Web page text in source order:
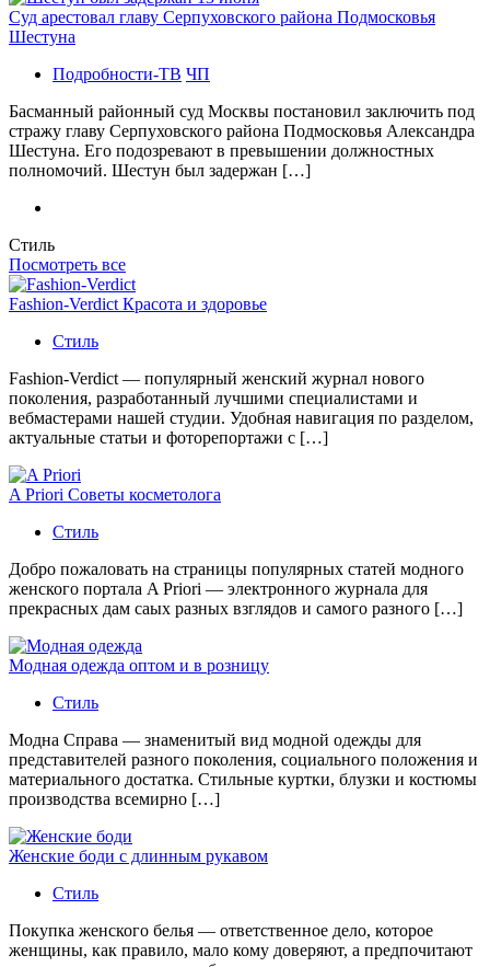
Суд арестовал главу Серпуховского района Подмосковья
Шестуна
Подробности-ТВ ЧП
Басманный районный суд Москвы постановил заключить под
стражу главу Серпуховского района Подмосковья Александра
Шестуна. Его подозревают в превышении должностных
полномочий. Шестун был задержан […]
Стиль
Посмотреть все
Fashion-Verdict Красота и здоровье
Стиль
Fashion-Verdict — популярный женский журнал нового
поколения, разработанный лучшими специалистами и
вебмастерами нашей студии. Удобная навигация по разделом,
актуальные статьи и фоторепортажи с […]
A Priori Советы косметолога
Стиль
Добро пожаловать на страницы популярных статей модного
женского портала A Priori — электронного журнала для
прекрасных дам саых разных взглядов и самого разного […]
Модная одежда оптом и в розницу
Стиль
Модна Справа — знаменитый вид модной одежды для
представителей разного поколения, социального положения и
материального достатка. Стильные куртки, блузки и костюмы
производства всемирно […]
Женские боди с длинным рукавом
Стиль
Покупка женского белья — ответственное дело, которое
женщины, как правило, мало кому доверяют, а предпочитают